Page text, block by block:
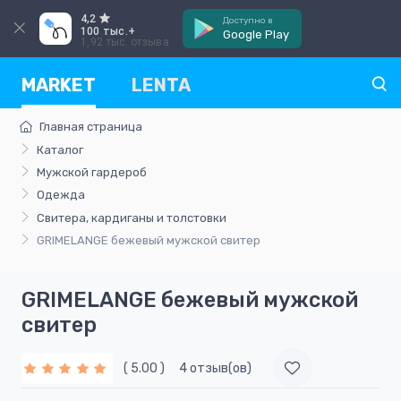
4,2
100 тыс.+
1,92 тыс. отзыва
Доступно в
Google Play
MARKET LENTA
Главная страница
Каталог
Мужской гардероб
Одежда
Свитера, кардиганы и толстовки
GRIMELANGE бежевый мужской свитер
GRIMELANGE бежевый мужской
свитер
( 5.00 ) 4 отзыв(ов)